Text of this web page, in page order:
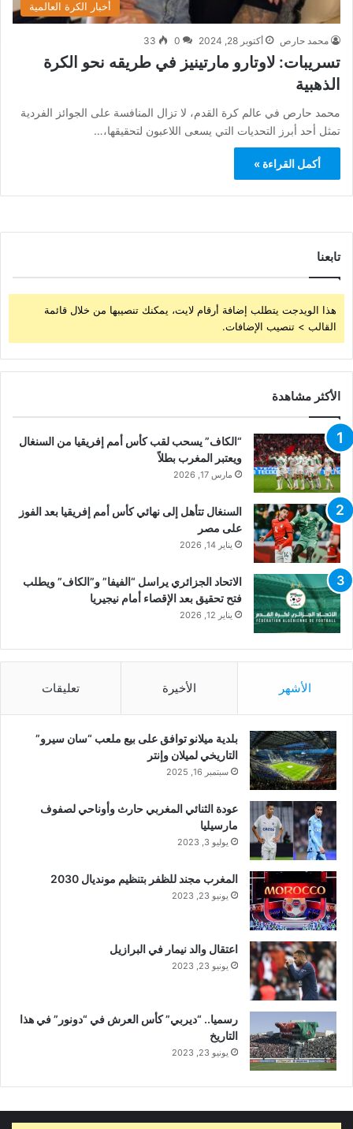
أخبار الكرة العالمية
محمد حارص أكتوبر 28, 2024 0
33
تسريبات: لاوتارو مارتينيز في طريقه نحو الكرة
الذهبية
محمد حارص في عالم كرة القدم، لا تزال المنافسة على الجوائز الفردية
تمثل أحد أبرز التحديات التي يسعى اللاعبون لتحقيقها،…
أكمل القراءة »
تابعنا
هذا الويدجت يتطلب إضافة أرقام لايت، يمكنك تنصيبها من خلال قائمة
القالب > تنصيب الإضافات.
الأكثر مشاهدة
“الكاف” يسحب لقب كأس أمم إفريقيا من السنغال
ويعتبر المغرب بطلاً
مارس 17, 2026
السنغال تتأهل إلى نهائي كأس أمم إفريقيا بعد الفوز
على مصر
يناير 14, 2026
الاتحاد الجزائري يراسل “الفيفا” و”الكاف” ويطلب
فتح تحقيق بعد الإقصاء أمام نيجيريا
يناير 12, 2026
الأشهر الأخيرة تعليقات
بلدية ميلانو توافق على بيع ملعب “سان سيرو”
التاريخي لميلان وإنتر
سبتمبر 16, 2025
عودة الثنائي المغربي حارث وأوناحي لصفوف
مارسيليا
يوليو 3, 2023
المغرب مجند للظفر بتنظيم مونديال 2030
يونيو 23, 2023
اعتقال والد نيمار في البرازيل
يونيو 23, 2023
رسميا.. “ديربي” كأس العرش في “دونور” في هذا
التاريخ
يونيو 23, 2023